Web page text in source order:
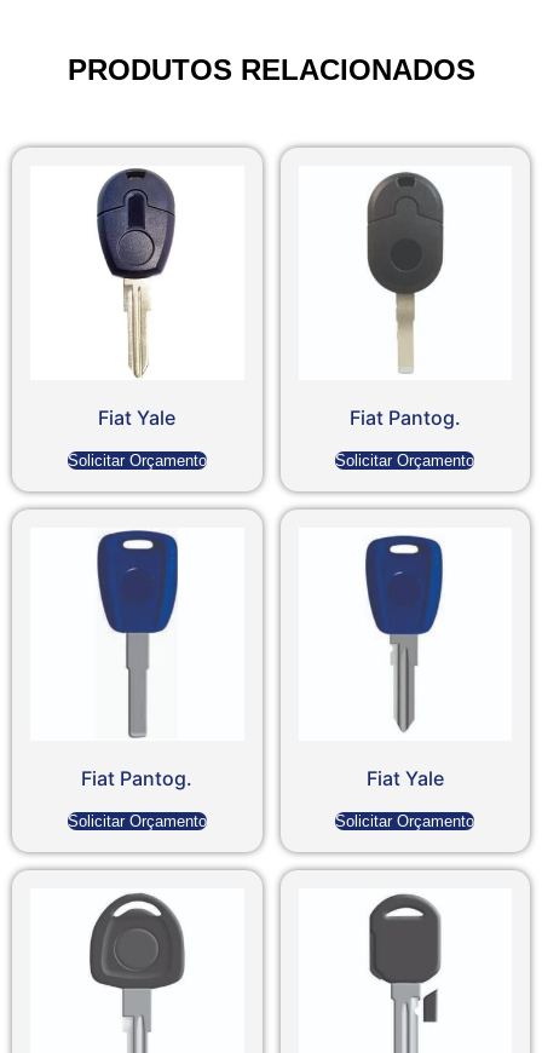
PRODUTOS RELACIONADOS
Fiat Yale
Solicitar Orçamento
Fiat Pantog.
Solicitar Orçamento
Fiat Pantog.
Solicitar Orçamento
Fiat Yale
Solicitar Orçamento